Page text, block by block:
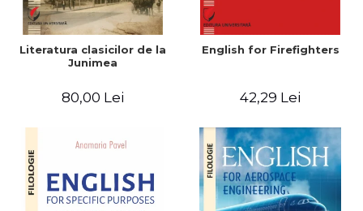
Literatura clasicilor de la
Junimea
80,00 Lei
English for Firefighters
42,29 Lei